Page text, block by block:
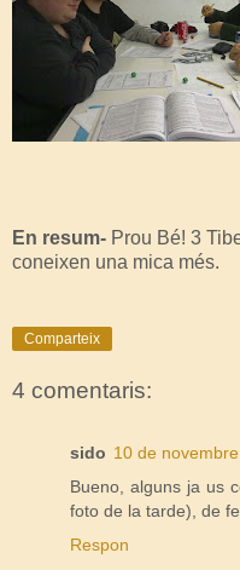
En resum- Prou Bé! 3
coneixen una mica més.
Comparteix
4 comentaris:
sido 10 de
Bueno, alguns ja us
foto de la tarde), de
Respon